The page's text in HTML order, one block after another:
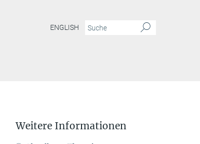
ENGLISH
Weitere Informationen